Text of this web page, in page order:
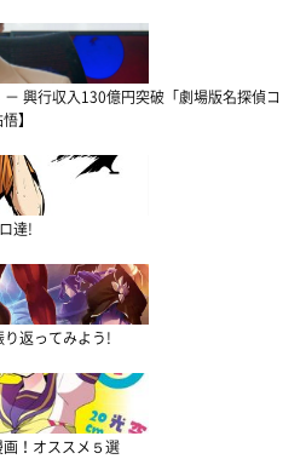
興行収入130億円突破「劇場版名探偵コ
】
達!
り返ってみよう!
！オススメ５選